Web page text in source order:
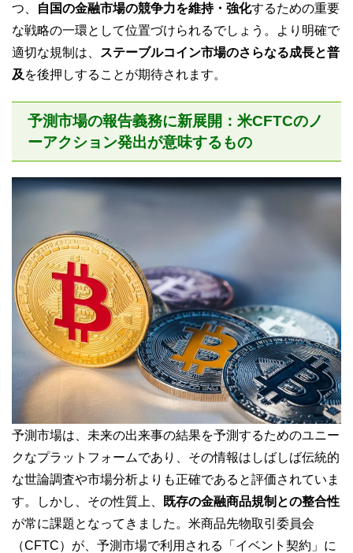
つ、
自国の金融市場の競争力を維持・強化するための重要
な戦略の一環として位置づけられるでしょう。より明確で
適切な規制は、
ステーブルコイン市場のさらなる成長と普
及 を後押しすることが期待されます。
予測市場の報告義務に新展開：米CFTCのノ
ーアクション発出が意味するもの
予測市場は、未来の出来事の結果を予測するためのユニー
クなプラットフォームであり、その情報はしばしば伝統的
な世論調査や市場分析よりも正確であると評価されていま
す。しかし、その性質上、
既存の金融商品規制との整合性
が常に課題となってきました。米商品先物取引委員会
（CFTC）が、予測市場で利用される「イベント契約」に